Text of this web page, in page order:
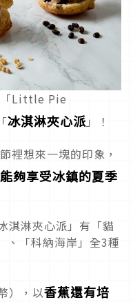
「Little Pie
冰淇淋夾心派」！
裡想來一塊的印象，
能夠享受冰鎮的夏季
淇淋夾心派」有「貓
、「科納海岸」全3種
），以香蕉還有培